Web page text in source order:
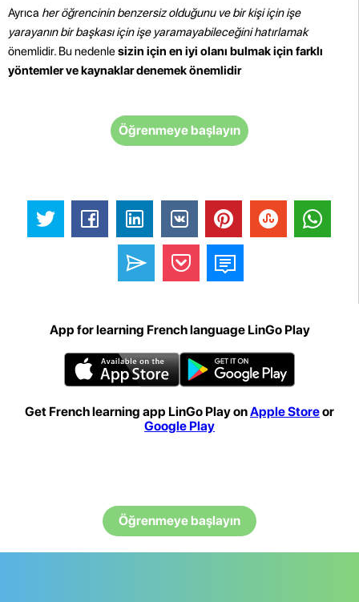
Ayrıca her öğrencinin benzersiz olduğunu ve bir kişi için işe
yarayanın bir başkası için işe yaramayabileceğini hatırlamak
önemlidir. Bu nedenlesizin için en iyi olanı bulmak için farklı
yöntemler ve kaynaklar denemek önemlidir
Öğrenmeye başlayın
App for learning French language LinGo Play
Get French learning app LinGo Play onApple Storeor
Google Play
Öğrenmeye başlayın